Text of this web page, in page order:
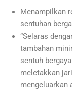
Menampilkan
sentuhan
“Selaras
tambahan
sentuh
meletakkan
mengeluarkan